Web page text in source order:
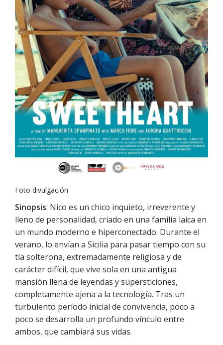
Foto divulgación
Sinopsis: Nico es un chico inquieto, irreverente y
lleno de personalidad, criado en una familia laica en
un mundo moderno e hiperconectado. Durante el
verano, lo envían a Sicilia para pasar tiempo con su
tía solterona, extremadamente religiosa y de
carácter difícil, que vive sola en una antigua
mansión llena de leyendas y supersticiones,
completamente ajena a la tecnología. Tras un
turbulento período inicial de convivencia, poco a
poco se desarrolla un profundo vínculo entre
ambos, que cambiará sus vidas.